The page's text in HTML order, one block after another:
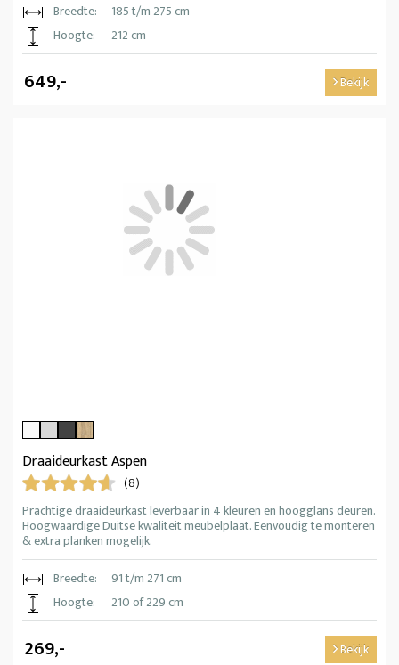
Breedte:
185 t/m 275 cm
Hoogte:
212 cm
649,- Bekijk
Draaideurkast Aspen
(8)
Prachtige draaideurkast leverbaar in 4 kleuren en hoogglans deuren.
Hoogwaardige Duitse kwaliteit meubelplaat. Eenvoudig te monteren
& extra planken mogelijk.
Breedte:
91 t/m 271 cm
Hoogte:
210 of 229 cm
269,- Bekijk